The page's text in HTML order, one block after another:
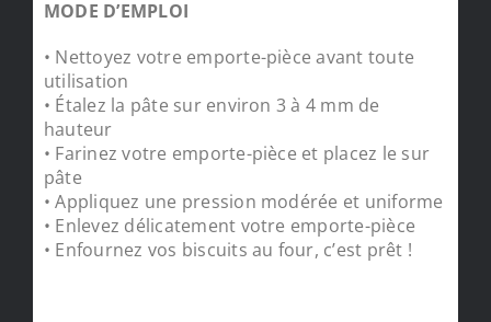
MODE D’EMPLOI
• Nettoyez votre emporte-pièce avant toute
utilisation
• Étalez la pâte sur environ 3 à 4 mm de
hauteur
• Farinez votre emporte-pièce et placez le sur
pâte
• Appliquez une pression modérée et uniforme
• Enlevez délicatement votre emporte-pièce
• Enfournez vos biscuits au four, c’est prêt !